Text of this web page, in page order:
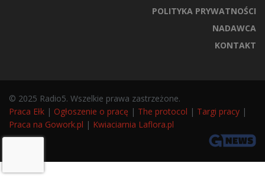
POLITYKA PRYWATNOŚCI
NADAWCA
KONTAKT
© 2025 Radio5. Wszelkie prawa zastrzeżone.
Praca Ełk | Ogłoszenie o pracę | The protocol | Targi pracy |
Praca na Gowork.pl | Kwiaciarnia Laflora.pl